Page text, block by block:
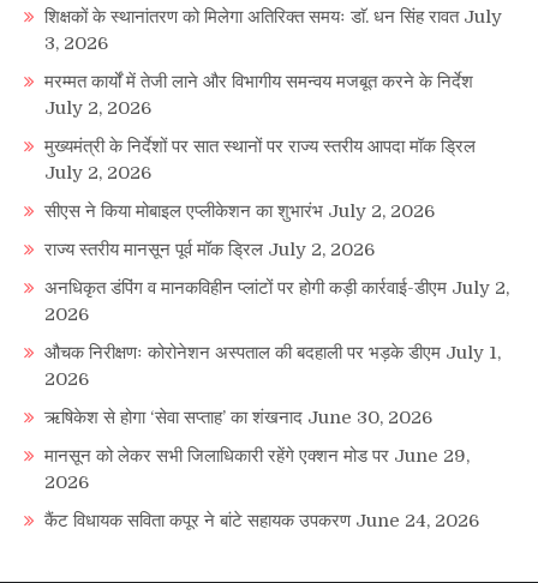
शिक्षकों के स्थानांतरण को मिलेगा अतिरिक्त समयः डाॅ. धन सिंह रावत July
3, 2026
मरम्मत कार्यों में तेजी लाने और विभागीय समन्वय मजबूत करने के निर्देश
July 2, 2026
मुख्यमंत्री के निर्देशों पर सात स्थानों पर राज्य स्तरीय आपदा मॉक ड्रिल
July 2, 2026
सीएस ने किया मोबाइल एप्लीकेशन का शुभारंभ July 2, 2026
राज्य स्तरीय मानसून पूर्व मॉक ड्रिल July 2, 2026
अनधिकृत डंपिंग व मानकविहीन प्लांटों पर होगी कड़ी कार्रवाई-डीएम July 2,
2026
औचक निरीक्षणः कोरोनेशन अस्पताल की बदहाली पर भड़के डीएम July 1,
2026
ऋषिकेश से होगा ‘सेवा सप्ताह’ का शंखनाद June 30, 2026
मानसून को लेकर सभी जिलाधिकारी रहेंगे एक्शन मोड पर June 29,
2026
कैंट विधायक सविता कपूर ने बांटे सहायक उपकरण June 24, 2026